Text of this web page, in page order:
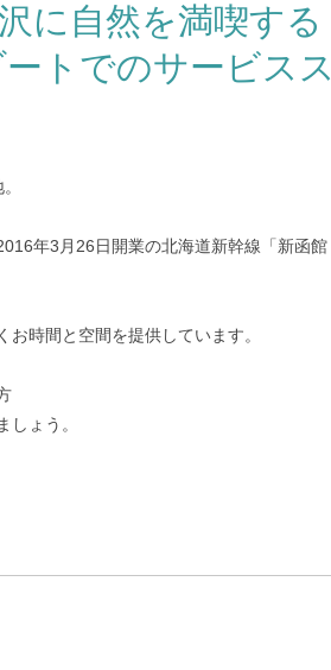
に自然を満喫する
トでのサービスス
年3月26日開業の北海道新幹線「新函館
時間と空間を提供しています。
ょう。